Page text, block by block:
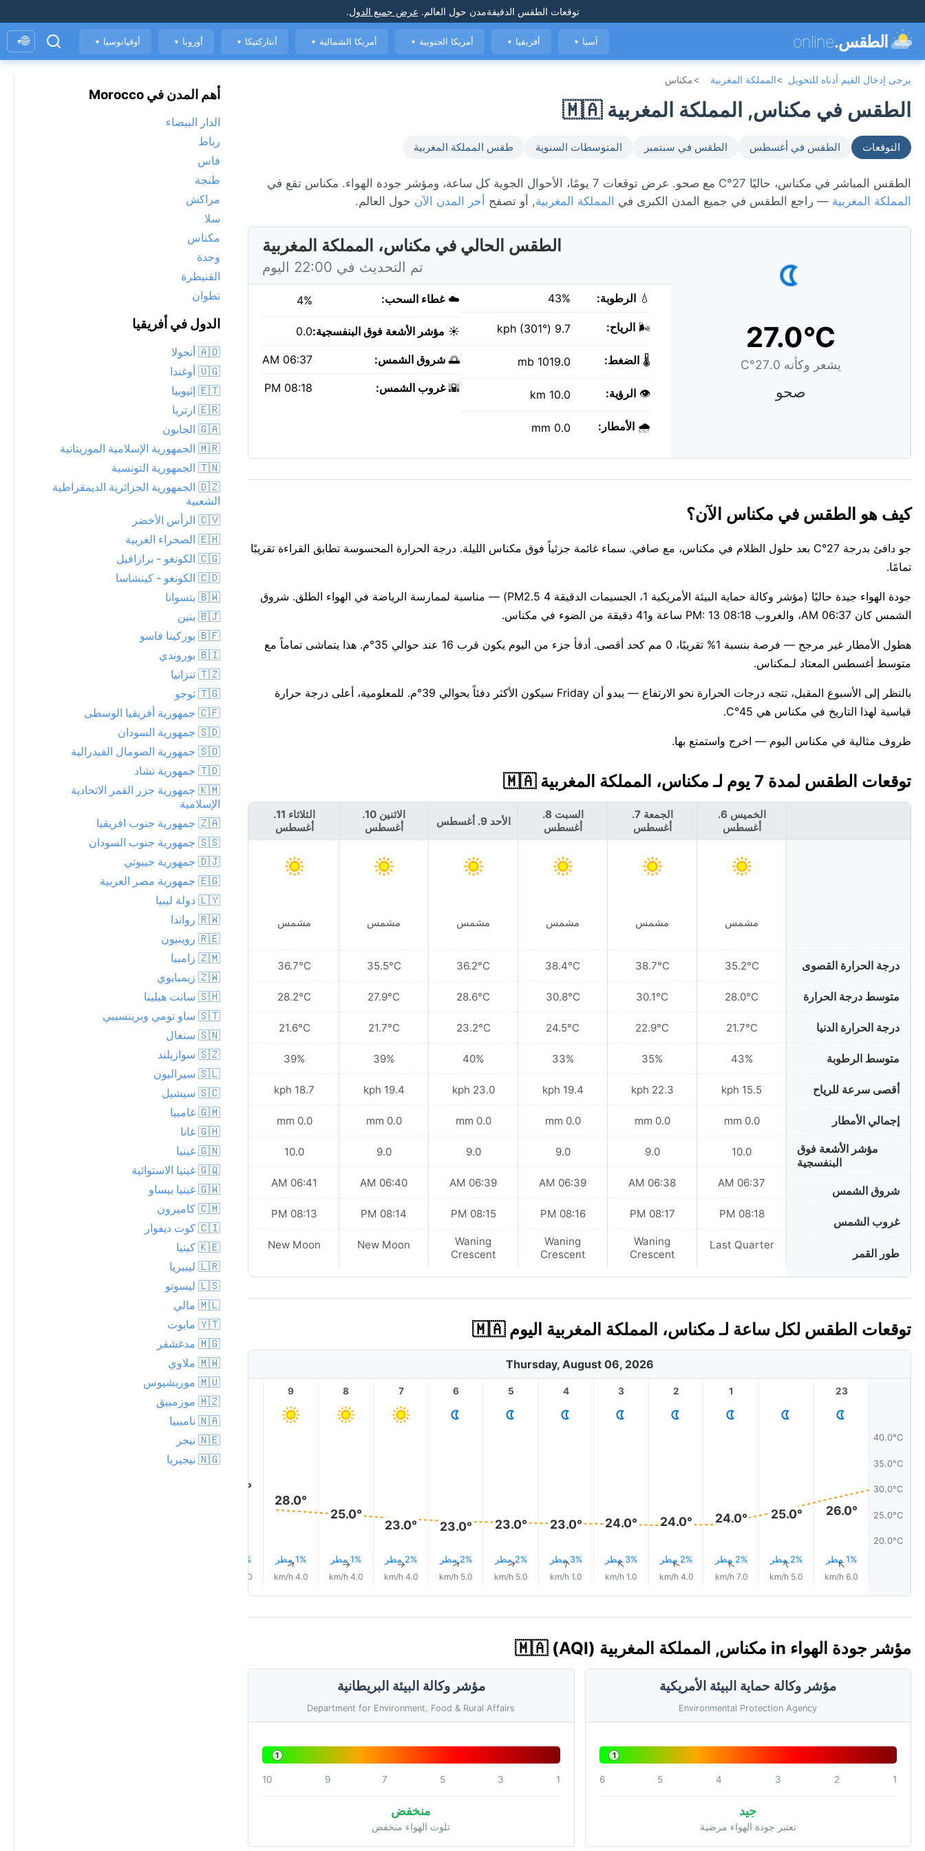
توقعات الطقس الدقيقةمدن حول العالم. عرض جميع الدول.
الطقس.online آسيا ▼ أفريقيا ▼ أمريكا الجنوبية ▼ أمريكا الشمالية ▼ أنتاركتيكا ▼ أوروبا ▼ أوقيانوسيا ▼
🌐
▾
يرجى إدخال القيم أدناه للتحويل >المملكة المغربية >مكناس
الطقس في مكناس, المملكة المغربية 🇲🇦
التوقعات الطقس في أغسطس الطقس في سبتمبر المتوسطات السنوية طقس المملكة المغربية
الطقس المباشر في مكناس، حاليًا 27°C مع صحو. عرض توقعات 7 يومًا، الأحوال الجوية كل ساعة، ومؤشر جودة الهواء. مكناس تقع في
المملكة المغربية — راجع الطقس في جميع المدن الكبرى في المملكة المغربية, أو تصفح أحر المدن الآن حول العالم.
27.0°C
يشعر وكأنه 27.0°C
صحو
الطقس الحالي في مكناس، المملكة المغربية
تم التحديث في 22:00 اليوم
💧 الرطوبة: 43%
🌬️ الرياح: 9.7 kph (301°)
🌡️ الضغط: 1019.0 mb
👁️ الرؤية: 10.0 km
🌧️ الأمطار: 0.0 mm
☁️غطاء السحب: 4%
☀️ مؤشر الأشعة فوق البنفسجية:0.0
🌅 شروق الشمس: 06:37 AM
🌇غروب الشمس: 08:18 PM
كيف هو الطقس في مكناس الآن؟
جو دافئ بدرجة 27°C بعد حلول الظلام في مكناس، مع صافي. سماء غائمة جزئياً فوق مكناس الليلة. درجة الحرارة المحسوسة تطابق القراءة تقريبًا
تمامًا.
جودة الهواء جيدة حاليًا (مؤشر وكالة حماية البيئة الأمريكية 1، الجسيمات الدقيقة PM2.5 4) — مناسبة لممارسة الرياضة في الهواء الطلق. شروق
الشمس كان 06:37 AM، والغروب 08:18 PM: 13 ساعة و41 دقيقة من الضوء في مكناس.
هطول الأمطار غير مرجح — فرصة بنسبة 1% تقريبًا، 0 مم كحد أقصى. أدفأ جزء من اليوم يكون قرب 16 عند حوالي 35°م. هذا يتماشى تماماً مع
متوسط أغسطس المعتاد لـمكناس.
بالنظر إلى الأسبوع المقبل، تتجه درجات الحرارة نحو الارتفاع — يبدو أن Friday سيكون الأكثر دفئاً بحوالي 39°م. للمعلومية، أعلى درجة حرارة
قياسية لهذا التاريخ في مكناس هي 45°C.
ظروف مثالية في مكناس اليوم — اخرج واستمتع بها.
توقعات الطقس لمدة 7 يوم لـ مكناس، المملكة المغربية 🇲🇦
درجة الحرارة القصوى
متوسط درجة الحرارة
درجة الحرارة الدنيا
متوسط الرطوبة
أقصى سرعة للرياح
إجمالي الأمطار
مؤشر الأشعة فوق
البنفسجية
شروق الشمس
غروب الشمس
طور القمر
الخميس 6.
أغسطس
مشمس
35.2°C
28.0°C
21.7°C
43%
15.5 kph
0.0 mm
10.0
06:37 AM
08:18 PM
Last Quarter
الجمعة 7.
أغسطس
مشمس
38.7°C
30.1°C
22.9°C
35%
22.3 kph
0.0 mm
9.0
06:38 AM
08:17 PM
Waning
Crescent
السبت 8.
أغسطس
مشمس
38.4°C
30.8°C
24.5°C
33%
19.4 kph
0.0 mm
9.0
06:39 AM
08:16 PM
Waning
Crescent
الأحد 9. أغسطس
مشمس
36.2°C
28.6°C
23.2°C
40%
23.0 kph
0.0 mm
9.0
06:39 AM
08:15 PM
Waning
Crescent
الاثنين 10.
أغسطس
مشمس
35.5°C
27.9°C
21.7°C
39%
19.4 kph
0.0 mm
9.0
06:40 AM
08:14 PM
New Moon
الثلاثاء 11.
أغسطس
مشمس
36.7°C
28.2°C
21.6°C
39%
18.7 kph
0.0 mm
10.0
06:41 AM
08:13 PM
New Moon
أغسطس
مشمس
38.2°C
29.9°C
23.2°C
35%
14.8 kph
0.0 mm
9.0
06:41 AM
08:12 PM
New Moon
توقعات الطقس لكل ساعة لـ مكناس، المملكة المغربية اليوم 🇲🇦
Thursday, August 06, 2026
40.0°C
35.0°C
30.0°C
25.0°C
20.0°C
23
26.0°
1% مطر↑
6.0 km/h
25.0°
2% مطر↑
5.0 km/h
1
24.0°
2% مطر↑
7.0 km/h
2
24.0°
2% مطر↑
4.0 km/h
3
24.0°
3% مطر↑
1.0 km/h
4
23.0°
3% مطر↑
1.0 km/h
5
23.0°
2% مطر↑
5.0 km/h
6
23.0°
2% مطر↑
5.0 km/h
7
23.0°
2% مطر
↑
4.0 km/h
8
25.0°
1% مطر
↑
4.0 km/h
9
28.0°
1% مطر↑
4.0 km/h
30.0°
1% مطر
6.0 km/h
11
مؤشر جودة الهواء in مكناس, المملكة المغربية 🇲🇦 (AQI)
مؤشر وكالة حماية البيئة الأمريكية
Environmental Protection Agency
1
1
2
3
4
5
6
جيد
تعتبر جودة الهواء مرضية
مؤشر وكالة البيئة البريطانية
Department for Environment, Food & Rural Affairs
1
1
3
5
7
9
10
منخفض
تلوث الهواء منخفض
أهم المدن في Morocco
الدار البيضاء
رباط
فاس
طنجة
مراكش
سلا
مكناس
وجدة
القنيطرة
تطوان
الدول في أفريقيا
🇦🇴 أنجولا
🇺🇬 أوغندا
🇪🇹 إثيوبيا
🇪🇷 ارتريا
🇬🇦 الجابون
🇲🇷 الجمهورية الإسلامية الموريتانية
🇹🇳 الجمهورية التونسية
🇩🇿 الجمهورية الجزائرية الديمقراطية
الشعبية
🇨🇻 الرأس الأخضر
🇪🇭 الصحراء الغربية
🇨🇬 الكونغو - برازافيل
🇨🇩 الكونغو - كينشاسا
🇧🇼 بتسوانا
🇧🇯 بنين
🇧🇫 بوركينا فاسو
🇧🇮 بوروندي
🇹🇿 تنزانيا
🇹🇬 توجو
🇨🇫 جمهورية أفريقيا الوسطى
🇸🇩 جمهورية السودان
🇸🇴 جمهورية الصومال الفيدرالية
🇹🇩 جمهورية تشاد
🇰🇲 جمهورية جزر القمر الاتحادية
الإسلامية
🇿🇦 جمهورية جنوب افريقيا
🇸🇸 جمهورية جنوب السودان
🇩🇯 جمهورية جيبوتي
🇪🇬 جمهورية مصر العربية
🇱🇾 دولة ليبيا
🇷🇼 رواندا
🇷🇪 روينيون
🇿🇲 زامبيا
🇿🇼 زيمبابوي
🇸🇭 سانت هيلينا
🇸🇹 ساو تومي وبرينسيبي
🇸🇳 سنغال
🇸🇿 سوازيلند
🇸🇱 سيراليون
🇸🇨 سيشيل
🇬🇲 غامبيا
🇬🇭 غانا
🇬🇳 غينيا
🇬🇶 غينيا الاستوائية
🇬🇼 غينيا بيساو
🇨🇲 كاميرون
🇨🇮 كوت ديفوار
🇰🇪 كينيا
🇱🇷 ليبيريا
🇱🇸 ليسوتو
🇲🇱 مالي
🇾🇹 مايوت
🇲🇬 مدغشقر
🇲🇼 ملاوي
🇲🇺 موريشيوس
🇲🇿 موزمبيق
🇳🇦 ناميبيا
🇳🇪 نيجر
🇳🇬 نيجيريا